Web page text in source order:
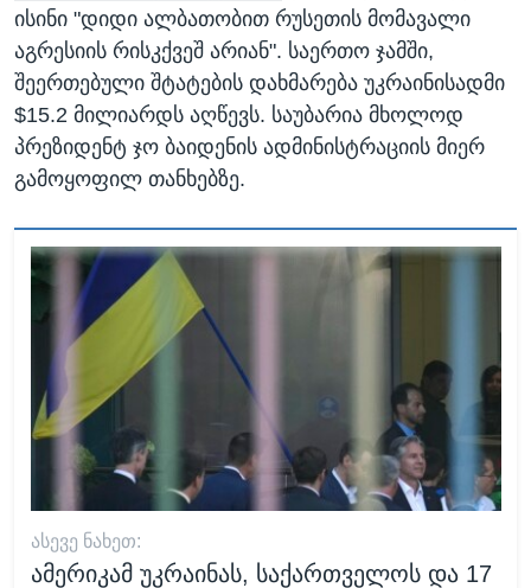
ისინი "დიდი ალბათობით რუსეთის მომავალი
აგრესიის რისკქვეშ არიან". საერთო ჯამში,
შეერთებული შტატების დახმარება უკრაინისადმი
$15.2 მილიარდს აღწევს. საუბარია მხოლოდ
პრეზიდენტ ჯო ბაიდენის ადმინისტრაციის მიერ
გამოყოფილ თანხებზე.
ᲐᲡᲔᲕᲔ ᲜᲐᲮᲔᲗ:
ამერიკამ უკრაინას, საქართველოს და 17